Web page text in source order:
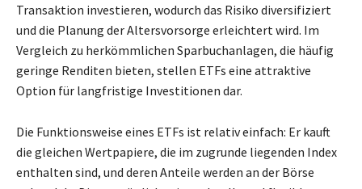
Transaktion investieren, wodurch das Risiko diversifiziert
und die Planung der Altersvorsorge erleichtert wird. Im
Vergleich zu herkömmlichen Sparbuchanlagen, die häufig
geringe Renditen bieten, stellen ETFs eine attraktive
Option für langfristige Investitionen dar.
Die Funktionsweise eines ETFs ist relativ einfach: Er kauft
die gleichen Wertpapiere, die im zugrunde liegenden Index
enthalten sind, und deren Anteile werden an der Börse